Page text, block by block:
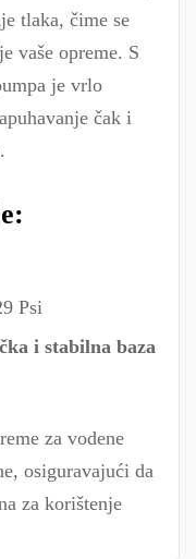
tlaka, čime se
vaše opreme. S
je vrlo
čak i
Psi
i stabilna baza
za vodene
osiguravajući da
za korištenje